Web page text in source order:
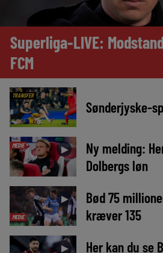
Superliga-LIVE:
FCM
TRANSFER
Sønderjyske-
MEDIE ►
Ny melding:
Dolbergs løn
MEDIE
►
Bød 75
kræver 135
►
Her kan du se